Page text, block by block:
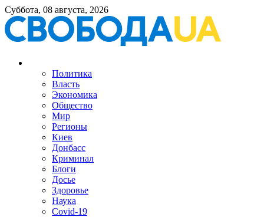
Суббота, 08 августа, 2026
Политика
Власть
Экономика
Общество
Мир
Регионы
Киев
Донбасс
Криминал
Блоги
Досье
Здоровье
Наука
Covid-19